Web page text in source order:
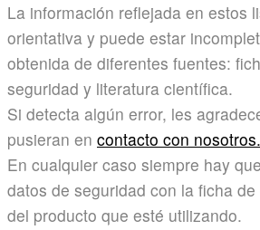
La información reflejada en estos
orientativa y puede estar
obtenida de diferentes fuentes:
seguridad y literatura científica.
Si detecta algún error, les
pusieran en contacto con nosotros.
En cualquier caso siempre hay
datos de seguridad con la ficha
del producto que esté utilizando.